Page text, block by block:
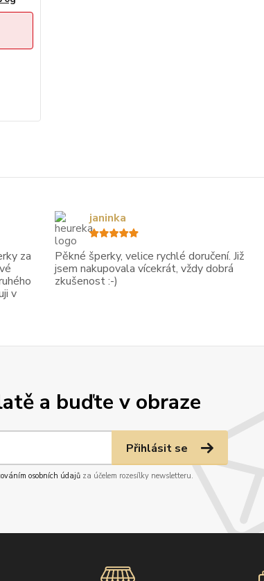
a buďte v obraze
Přihlásit se
osobních údajůza účelem rozesílky newsletteru.
za
v
Pěkné šperky, velice rychlé doručení. Již
jsem nakupovala vícekrát, vždy dobrá
zkušenost :-)
janinka